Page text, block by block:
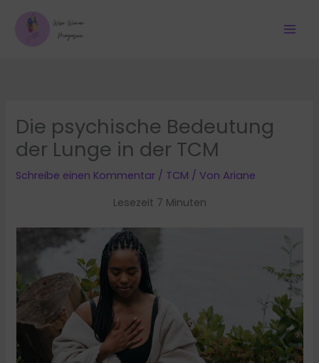
Inhalt
springen
Die psychische Bedeutung
der Lunge in der TCM
Schreibe einen Kommentar / TCM / Von Ariane
Lesezeit 7 Minuten